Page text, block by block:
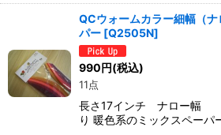
QCウォームカラー細幅（
パー [Q2505N]
990円(税込)
11点
長さ17インチ ナロー幅
り 暖色系のミックスペーパ